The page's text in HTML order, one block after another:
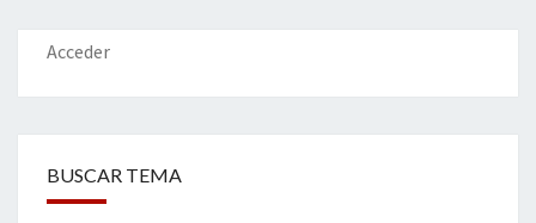
o
k
n
ar
Acceder
BUSCAR TEMA